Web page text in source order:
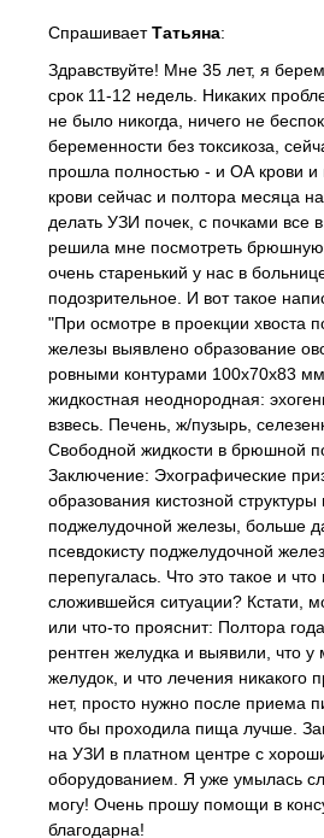
СпрашиваетТатьяна:
Здравствуйте! Мне 35 лет, я
срок 11-12 недель. Никаких
не было никогда, ничего не
беременности без токсикоза,
прошла полностью - и ОА крови
крови сейчас и полтора месяца
делать УЗИ почек, с почками все
решила мне посмотреть брюшную
очень старенький у нас в
подозрительное. И вот такое
"При осмотре в проекции хвоста
железы выявлено образование
ровными контурами 100х70х83
жидкостная неоднородная:
взвесь. Печень, ж/пузырь,
Свободной жидкости в брюшной
Заключение: Эхографические
образования кистозной структуры
поджелудочной железы, больше
псевдокисту поджелудочной
перепугалась. Что это такое и
сложившейся ситуации? Кстати,
или что-то прояснит: Полтора
рентген желудка и выявили, что у
желудок, и что лечения никакого
нет, просто нужно после приема
что бы проходила пища лучше.
на УЗИ в платном центре с
оборудованием. Я уже умылась
могу! Очень прошу помощи в
благодарна!